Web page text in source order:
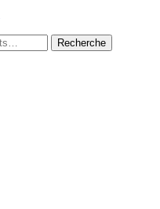
Recherche